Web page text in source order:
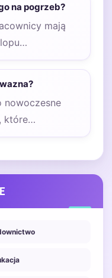
W…
na pogrzeb?
mają
w związku
nowoczesne
które
sposób,